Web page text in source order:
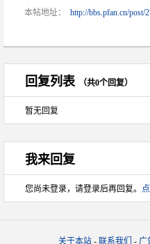
本帖地址： http://bbs.pfan.cn/post/
回复列表 （共0个回复）
暂无回复
我来回复
您尚未登录，请登录后再回复。
关于本站 - 联系我们 - 广